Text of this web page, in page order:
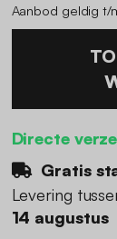
Aanbod geldig t/
Directe
Gratis
Levering
14 augustus